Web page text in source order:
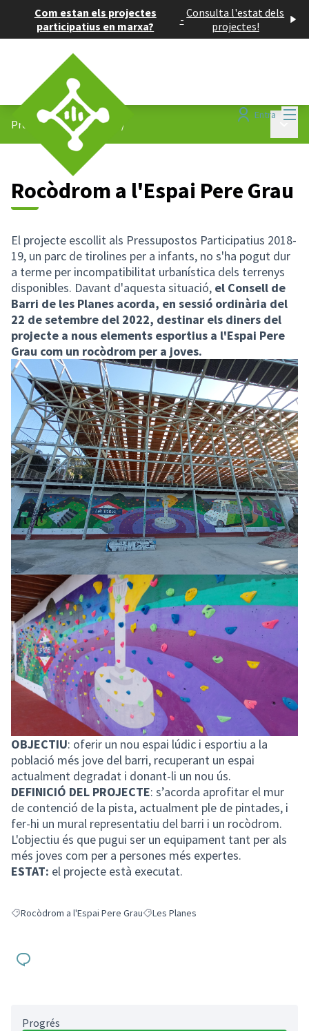
Com estan els projectes
participatius en marxa?
- Consulta l'estat dels
projectes!
Entra
Projectes participatius /
Rocòdrom a l'Espai Pere Grau
El projecte escollit als Pressupostos Participatius 2018-
19, un parc de tirolines per a infants, no s'ha pogut dur
a terme per incompatibilitat urbanística dels terrenys
disponibles. Davant d'aquesta situació, el Consell de
Barri de les Planes acorda, en sessió ordinària del
22 de setembre del 2022, destinar els diners del
projecte a nous elements esportius a l'Espai Pere
Grau com un rocòdrom per a joves.
OBJECTIU: oferir un nou espai lúdic i esportiu a la
població més jove del barri, recuperant un espai
actualment degradat i donant-li un nou ús.
DEFINICIÓ DEL PROJECTE: s’acorda aprofitar el mur
de contenció de la pista, actualment ple de pintades, i
fer-hi un mural representatiu del barri i un rocòdrom.
L'objectiu és que pugui ser un equipament tant per als
més joves com per a persones més expertes.
ESTAT: el projecte està executat.
Resultats en filtrar per: Rocòdrom a l'Espai Pere Grau
Rocòdrom a l'Espai Pere GrauResultats en filtrar per: Les Planes
Les Planes
Progrés